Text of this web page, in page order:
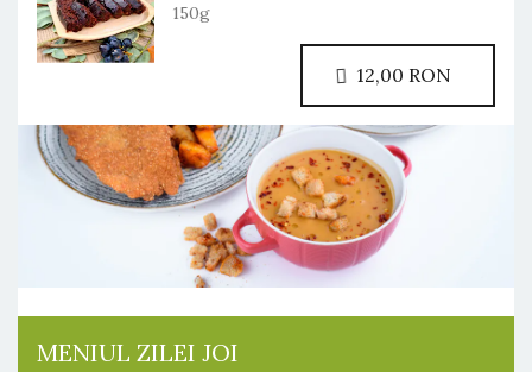
150g
MENIUL ZILEI JOI